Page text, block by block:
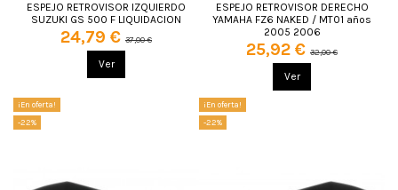
ESPEJO RETROVISOR IZQUIERDO
SUZUKI GS 500 F LIQUIDACION
24,79 € 37,00 €
Ver
ESPEJO RETROVISOR DERECHO
YAMAHA FZ6 NAKED / MT01 años
2005 2006
25,92 € 32,00 €
Ver
¡En oferta!
-22%
¡En oferta!
-22%